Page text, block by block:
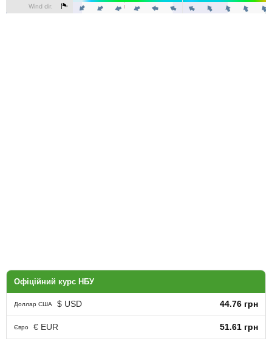
Офіційний курс НБУ
Доллар США $ USD 44.76 грн
Євро € EUR 51.61 грн